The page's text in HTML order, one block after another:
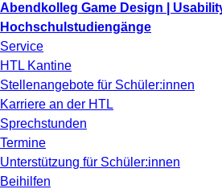
Abendkolleg Game Design |
Hochschulstudiengänge
Service
HTL Kantine
Stellenangebote für Schüler:innen
Karriere an der HTL
Sprechstunden
Termine
Unterstützung für Schüler:innen
Beihilfen